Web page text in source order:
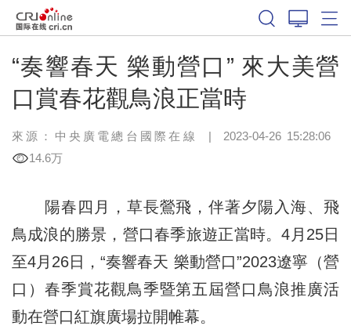
“奏響春天 樂動營口” 來大美營
口賞春花觀鳥浪正當時
來源：中央廣電總台國際在線 | 2023-04-26 15:28:06
14.6万
陽春四月，草長鶯飛，伴著夕陽入海、飛
鳥成浪的勝景，營口春季旅遊正當時。4月25日
至4月26日，“奏響春天 樂動營口”2023遼寧（營
口）春季賞花觀鳥季暨第五屆營口鳥浪推廣活
動在營口紅旗廣場拉開帷幕。